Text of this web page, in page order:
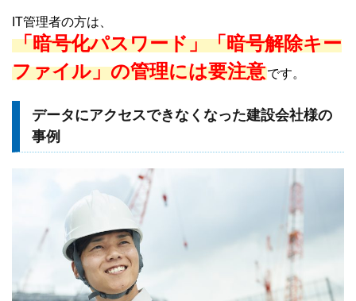
IT管理者の方は、
「暗号化パスワード」「暗号解除キー
ファイル」の管理には要注意です。
データにアクセスできなくなった建設会社様の
事例